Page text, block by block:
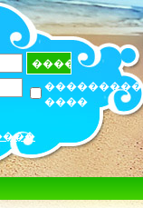
���������
����